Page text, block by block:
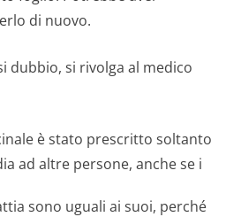
di nuovo.
dubbio, si rivolga al medico
è stato prescritto soltanto
ad altre persone, anche se i
sono uguali ai suoi, perché